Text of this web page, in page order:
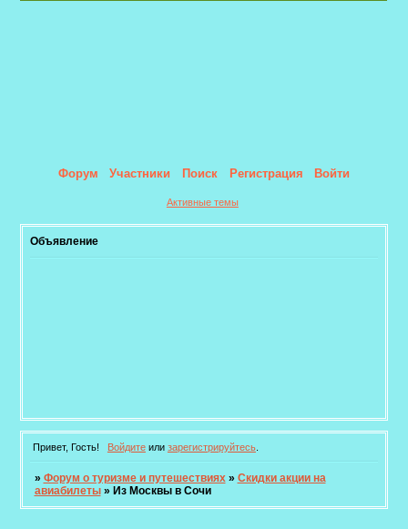
Форум Участники Поиск Регистрация Войти
Активные темы
Объявление
Привет, Гость! Войдитеили зарегистрируйтесь.
» Форум о туризме и путешествиях » Скидки акции на
авиабилеты » Из Москвы в Сочи